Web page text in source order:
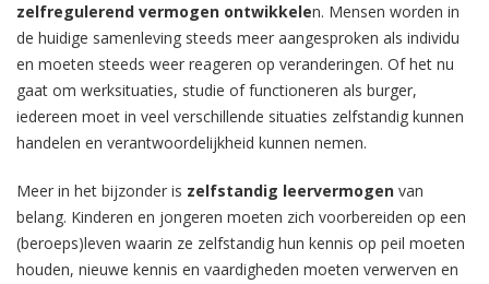
zelfregulerend vermogen ontwikkelen. Mensen worden in
de huidige samenleving steeds meer aangesproken als individu
en moeten steeds weer reageren op veranderingen. Of het nu
gaat om werksituaties, studie of functioneren als burger,
iedereen moet in veel verschillende situaties zelfstandig kunnen
handelen en verantwoordelijkheid kunnen nemen.
Meer in het bijzonder is zelfstandig leervermogen van
belang. Kinderen en jongeren moeten zich voorbereiden op een
(beroeps)leven waarin ze zelfstandig hun kennis op peil moeten
houden, nieuwe kennis en vaardigheden moeten verwerven en